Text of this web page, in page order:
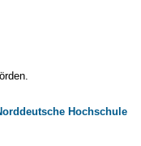
Hochschule